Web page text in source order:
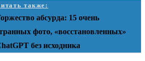
также:
абсурда: 15 очень
фото, «восстановленных»
без исходника